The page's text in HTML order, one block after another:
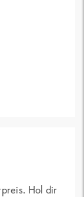
Hol dir